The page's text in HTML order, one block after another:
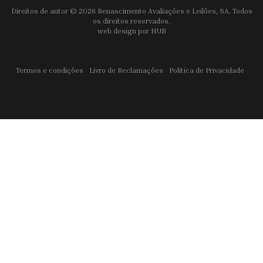
Direitos de autor © 2026 Renascimento Avaliações e Leilões, SA. Todos
os direitos reservados.
web design por HUB
Termos e condições Livro de Reclamações Política de Privacidade